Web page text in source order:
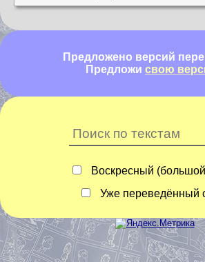
Предложено версий
Предложи свою
Воскресный
Уже переведённый